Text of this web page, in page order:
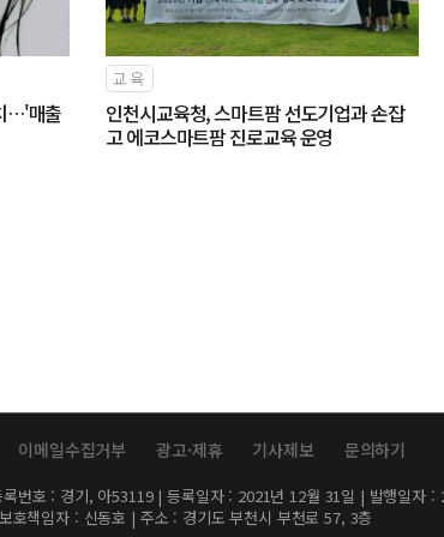
…'매출
교육
인천시교육청, 스마트팜 선도기업과 손잡
고 에코스마트팜 진로교육 운영
이메일수집거부 광고·제휴 기사제보 문의하기
번호 : 경기, 아53119 | 등록일자 : 2021년 12월 31일 | 발행일자 :
호책임자 : 신동호 | 주소 : 경기도 부천시 부천로 57, 3층